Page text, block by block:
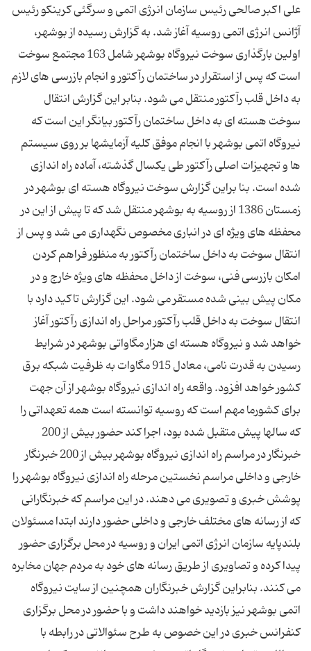
علی اکبر صالحی رئیس سازمان انرژی اتمی و سرگئی کرینکو رئیس
آژانس انرژی اتمی روسیه آغاز شد. به گزارش رسیده از بوشهر،
اولین بارگذاری سوخت نیروگاه بوشهر شامل 163 مجتمع سوخت
است که پس از استقرار در ساختمان رآکتور و انجام بازرسی های لازم
به داخل قلب رآکتور منتقل می شود. بنابر این گزارش انتقال
سوخت هسته ای به داخل ساختمان رآکتور بیانگر این است که
نیروگاه اتمی بوشهر با انجام موفق کلیه آزمایشها بر روی سیستم
ها و تجهیزات اصلی رآکتور طی یکسال گذشته، آماده راه اندازی
شده است. بنا براین گزارش سوخت نیروگاه هسته ای بوشهر در
زمستان 1386 از روسیه به بوشهر منتقل شد که تا پیش از این در
محفظه های ویژه ای در انباری مخصوص نگهداری می شد و پس از
انتقال سوخت به داخل ساختمان رآکتور به منظور فراهم کردن
امکان بازرسی فنی، سوخت از داخل محفظه های ویژه خارج و در
مکان پیش بینی شده مستقر می شود. این گزارش تاکید دارد با
انتقال سوخت به داخل قلب رآکتور مراحل راه اندازی رآکتور آغاز
خواهد شد و نیروگاه هسته ای هزار مگاواتی بوشهر در شرایط
رسیدن به قدرت نامی، معادل 915 مگاوات به ظرفیت شبکه برق
کشور خواهد افزود. واقعه راه اندازی نیروگاه بوشهر از آن جهت
برای کشورما مهم است که روسیه توانسته است همه تعهداتی را
که سالها پیش متقبل شده بود، اجرا کند حضور بیش از 200
خبرنگار در مراسم راه اندازی نیروگاه بوشهر بیش از 200 خبرنگار
خارجی و داخلی مراسم نخستین مرحله راه اندازی نیروگاه بوشهر را
پوشش خبری و تصویری می دهند. در این مراسم که خبرنگارانی
که از رسانه های مختلف خارجی و داخلی حضور دارند ابتدا مسئولان
بلندپایه سازمان انرژی اتمی ایران و روسیه در محل برگزاری حضور
پیدا کرده و تصاویری از طریق رسانه های خود به مردم جهان مخابره
می کنند. بنابراین گزارش خبرنگاران همچنین از سایت نیروگاه
اتمی بوشهر نیز بازدید خواهند داشت و با حضور در محل برگزاری
کنفرانس خبری در این خصوص به طرح سئوالاتی در رابطه با